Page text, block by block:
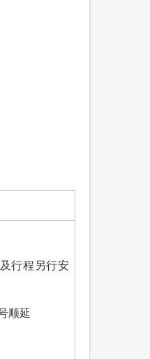
行程另行安
顺延